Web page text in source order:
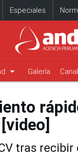
Especiales
arrow_drop_down Galería
tras recibir